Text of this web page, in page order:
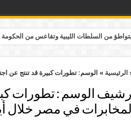
من السلطات الليبية وتقاعس من الحكومة
الرئيسية » الوسم:تطورات كبيرة قد تنتج عن
الوسم :تطورات
في مصر خلال